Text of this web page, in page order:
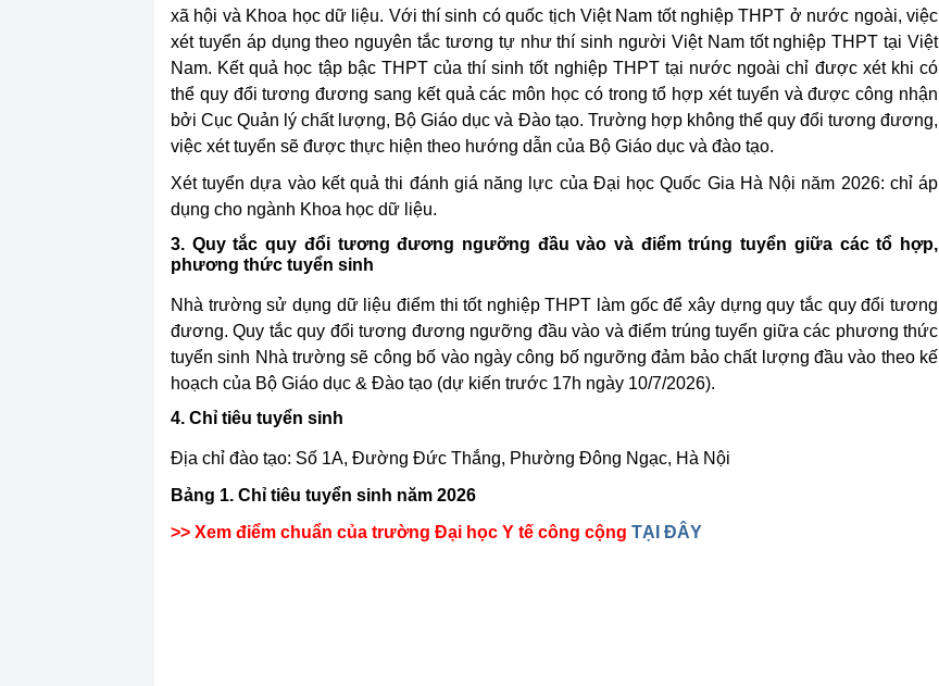
xã hội và Khoa học dữ liệu. Với thí sinh có quốc tịch Việt Nam tốt nghiệp TH PT ở nước ngoài, việc
xét tuyển áp dụng theo nguyên tắc tương tự như thí sinh người Việt Nam tốt nghiệp THPT tại Việt
Nam. Kết quả học tập bậc THPT của thí sinh tốt nghiệp TH PTtại nước ngoài chỉ được xét khi có
thể quy đổi tương đương sang kết quả các môn học có trong tổ hợp xét tuyển và được công nhận
bởi Cục Quản lý chất lượng, Bộ Giáo dục và Đào tạo. Trường hợp không thể quy đổi tương đương,
việc xét tuyển sẽ được thực hiện theo hướng dẫn của Bộ Giáo dục và đào tạo.
Xét tuyển dựa vào kết quả thi đánh giá năng lực của Đại học Quốc Gia Hà Nội năm 2026: chỉ áp
dụng cho ngành Khoa học dữ liệu.
3. Quy tắc quy đổi tương đương ngưỡng đầu vào và điểm trúng tuyển giữa các tổ hợp,
phương thức tuyển sinh
Nhà trường sử dụng dữ liệu điểm thi tốt nghiệp THPT làm gốc để xây dựng quy tắc quy đổi tương
đương. Quy tắc quy đổi tương đương ngưỡng đầu vào và điểm trúng tuyển giữa các phương thức
tuyển sinh Nhà trường sẽ công bố vào ngày công bố ngưỡng đảm bảo chất lượng đầu vào theo kế
hoạch của Bộ Giáo dục & Đào tạo (dự kiến trước 17h ngày 10/7/2026).
4. Chỉ tiêu tuyển sinh
Địa chỉ đào tạo: Số 1A, Đường Đức Thắng, Phường Đông Ngạc, Hà Nội
Bảng 1. Chỉ tiêu tuyển sinh năm 2026
>> Xem điểm chuẩn của trường Đại học Y tế công cộng TẠI ĐÂY